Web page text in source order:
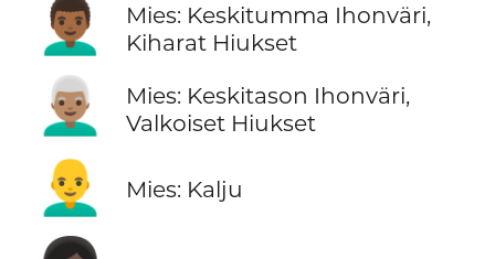
👨🏾‍🦱
Mies: Keskitumma Ihonväri,
Kiharat Hiukset
👨🏽‍🦳
Mies: Keskitason Ihonväri,
Valkoiset Hiukset
👨‍🦲 Mies: Kalju